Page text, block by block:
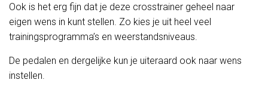
Ook is het erg fijn dat je deze crosstrainer geheel naar
eigen wens in kunt stellen. Zo kies je uit heel veel
trainingsprogramma’s en weerstandsniveaus.
De pedalen en dergelijke kun je uiteraard ook naar wens
instellen.